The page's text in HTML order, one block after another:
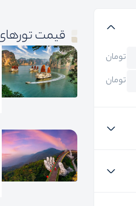
تومان
تومان
قیمت